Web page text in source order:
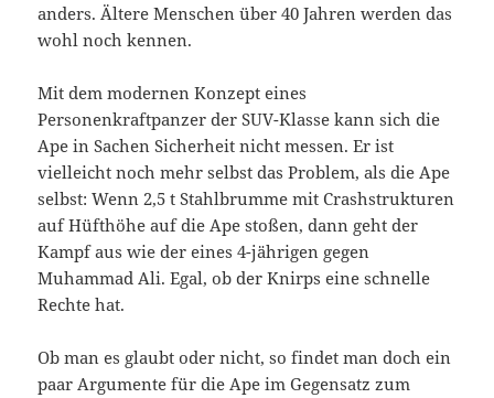
anders. Ältere Menschen über 40 Jahren werden das
wohl noch kennen.
Mit dem modernen Konzept eines
Personenkraftpanzer der SUV-Klasse kann sich die
Ape in Sachen Sicherheit nicht messen. Er ist
vielleicht noch mehr selbst das Problem, als die Ape
selbst: Wenn 2,5 t Stahlbrumme mit Crashstrukturen
auf Hüfthöhe auf die Ape stoßen, dann geht der
Kampf aus wie der eines 4-jährigen gegen
Muhammad Ali. Egal, ob der Knirps eine schnelle
Rechte hat.
Ob man es glaubt oder nicht, so findet man doch ein
paar Argumente für die Ape im Gegensatz zum